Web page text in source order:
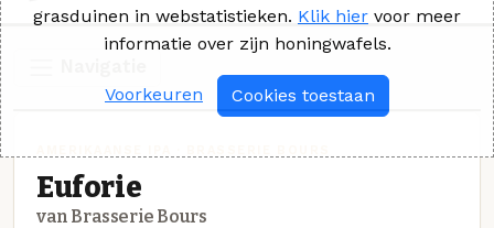
Euforie
van Brasserie Bours
grasduinen in webstatistieken. Klik hier voor meer
informatie over zijn honingwafels.
Voorkeuren Cookies toestaan